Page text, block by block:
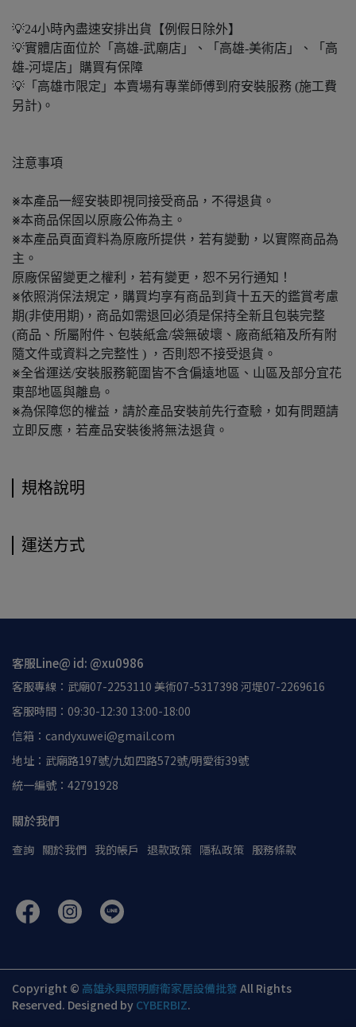
💡24小時內盡速安排出貨【例假日除外】
💡實體店面位於「高雄-武廟店」、「高雄-美術店」、「高
雄-河堤店」購買有保障
💡「高雄市限定」本賣場有專業師傅到府安裝服務 (施工費
另計)。
注意事項
⨳本產品一經安裝即視同接受商品，不得退貨。
⨳本商品保固以原廠公佈為主。
⨳本產品頁面資料為原廠所提供，若有變動，以實際商品為
主。
原廠保留變更之權利，若有變更，恕不另行通知！
⨳依照消保法規定，購買均享有商品到貨十五天的鑑賞考慮
期(非使用期)，商品如需退回必須是保持全新且包裝完整
(商品、所屬附件、包裝紙盒/袋無破壞、廠商紙箱及所有附
隨文件或資料之完整性 ) ，否則恕不接受退貨。
⨳全省運送/安裝服務範圍皆不含偏遠地區、山區及部分宜花
東部地區與離島。
⨳為保障您的權益，請於產品安裝前先行查驗，如有問題請
立即反應，若產品安裝後將無法退貨。
規格說明
運送方式
客服Line@ id: @xu0986
客服專線：武廟07-2253110 美術07-5317398 河堤07-2269616
客服時間：09:30-12:30 13:00-18:00
信箱：candyxuwei@gmail.com
地址：武廟路197號/九如四路572號/明愛街39號
統一編號：42791928
關於我們
查詢 關於我們 我的帳戶 退款政策 隱私政策 服務條款
Copyright © 高雄永興照明廚衛家居設備批發 All Rights
Reserved. Designed by CYBERBIZ.